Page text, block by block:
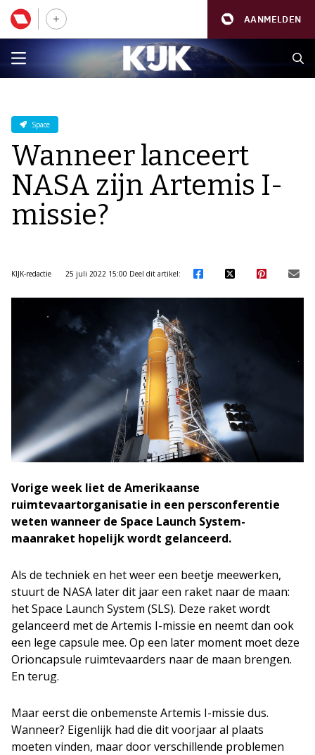
AANMELDEN
Space
Wanneer lanceert
NASA zijn Artemis I-
missie?
KIJK-redactie 25 juli 2022 15:00 Deel dit artikel:
Vorige week liet de Amerikaanse
ruimtevaartorganisatie in een persconferentie
weten wanneer de Space Launch System-
maanraket hopelijk wordt gelanceerd.
Als de techniek en het weer een beetje meewerken,
stuurt de NASA later dit jaar een raket naar de maan:
het Space Launch System (SLS). Deze raket wordt
gelanceerd met de Artemis I-missie en neemt dan ook
een lege capsule mee. Op een later moment moet deze
Orioncapsule ruimtevaarders naar de maan brengen.
En terug.
Maar eerst die onbemenste Artemis I-missie dus.
Wanneer? Eigenlijk had die dit voorjaar al plaats
moeten vinden, maar door verschillende problemen